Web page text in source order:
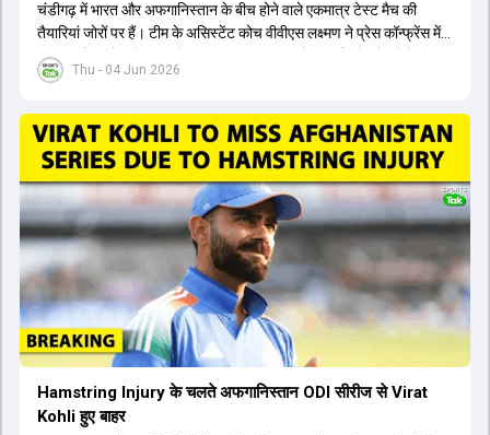
Thu - 04 Jun 2026
चंडीगढ़ में भारत और अफगानिस्तान के बीच होने वाले एकमात्र टेस्ट मैच की
तैयारियां जोरों पर हैं। टीम के असिस्टेंट कोच वीवीएस लक्ष्मण ने प्रेस कॉन्फ्रेंस में
पुष्टि की है कि तेज गेंदबाज मोहम्मद सिराज पूरी तरह से फिट हैं और खेलने के लिए
उपलब्ध हैं। आईपीएल के दौरान लगी चोट के कारण उनके खेलने पर संदेह था,
सुथार और हर्ष दुबे को कुलदीप यादव और वाशिंगटन सुंदर के साथ प्लेइंग 11 में मौका
मिलने की प्रबल संभावना है। कप्तान शुभमन गिल विकेट की स्थिति को ध्यान में
रखते हुए अंतिम 11 का फैसला करेंगे। टीम में यशस्वी जायसवाल, केएल राहुल,
ऋषभ पंत और ध्रुव जुरेल जैसे खिलाड़ी भी शामिल हैं। यह टेस्ट मैच विश्व टेस्ट
चैंपियनशिप चक्र का हिस्सा नहीं है, लेकिन भारतीय टीम के लिए काफी महत्वपूर्ण
है। अंत में फैंस के सवालों का जवाब देते हुए टी20 कप्तानी और हेड कोच गौतम
गंभीर से जुड़ी जानकारी भी साझा की गई।
Hamstring Injury के चलते अफगानिस्तान ODI सीरीज से Virat
Kohli हुए बाहर